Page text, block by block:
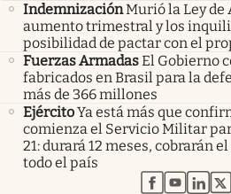
IndemnizaciónMurió la Ley
aumento trimestral y los
posibilidad de pactar con el
Fuerzas ArmadasEl Gobierno
fabricados en Brasil para la
más de 366 millones
EjércitoYa está más que
comienza el Servicio Militar
21: durará 12 meses, cobrarán
todo el país
abre en
abre